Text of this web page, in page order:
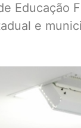
Educação
e